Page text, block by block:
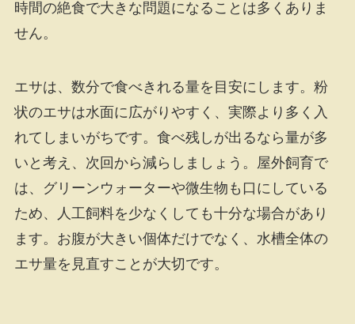
時間の絶食で大きな問題になることは多くありま
せん。
エサは、数分で食べきれる量を目安にします。粉
状のエサは水面に広がりやすく、実際より多く入
れてしまいがちです。食べ残しが出るなら量が多
いと考え、次回から減らしましょう。屋外飼育で
は、グリーンウォーターや微生物も口にしている
ため、人工飼料を少なくしても十分な場合があり
ます。お腹が大きい個体だけでなく、水槽全体の
エサ量を見直すことが大切です。